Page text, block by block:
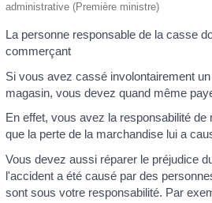
administrative (Première ministre)
La personne responsable de la casse
commerçant
Si vous avez cassé involontairement
magasin, vous devez quand même
En effet, vous avez la responsabilité de
que la perte de la marchandise lui a
Vous devez aussi réparer le préjudice
l'accident a été causé par des
sont sous votre responsabilité. Par